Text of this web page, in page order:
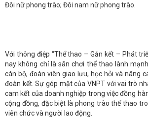
Đôi nữ phong trào; Đôi nam nữ phong trào.
Với thông điệp “Thể thao – Gắn kết – Phát
nay không chỉ là sân chơi thể thao lành
cán bộ, đoàn viên giao lưu, học hỏi và nâng
đoàn kết. Sự góp mặt của VNPT với vai trò
cam kết của doanh nghiệp trong việc đồng
cộng đồng, đặc biệt là phong trào thể thao
viên chức và người lao động.